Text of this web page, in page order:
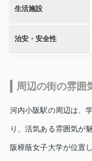
生活施設
治安・安全性
周辺の街の雰囲
河内小阪駅の周辺は、
り、活気ある雰囲気が
阪樟蔭女子大学が位置